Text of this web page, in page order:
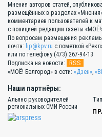
Мнения авторов статей,
размещённых в разделах
комментариев пользователей к
с позицией редакции газеты
По вопросам размещения
почта: lip@kpv.ru с пометкой
или по телефону (473) 267-94-13
Подписка на новости:
RSS
«МОЁ! Белгород» в сети: «Дзен»,
Наши партнёры:
Альянс руководителей
региональных СМИ России